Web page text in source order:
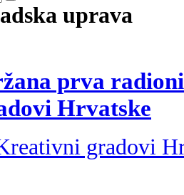
uprava
prva
Hrvatske
gradovi